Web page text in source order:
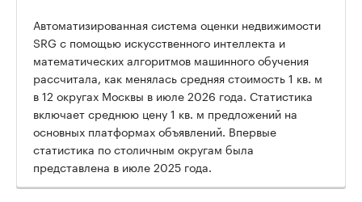
Автоматизированная система оценки недвижимости
SRG с помощью искусственного интеллекта и
математических алгоритмов машинного обучения
рассчитала, как менялась средняя стоимость 1 кв. м
в 12 округах Москвы в июле 2026 года. Статистика
включает среднюю цену 1 кв. м предложений на
основных платформах объявлений. Впервые
статистика по столичным округам была
представлена в июле 2025 года.